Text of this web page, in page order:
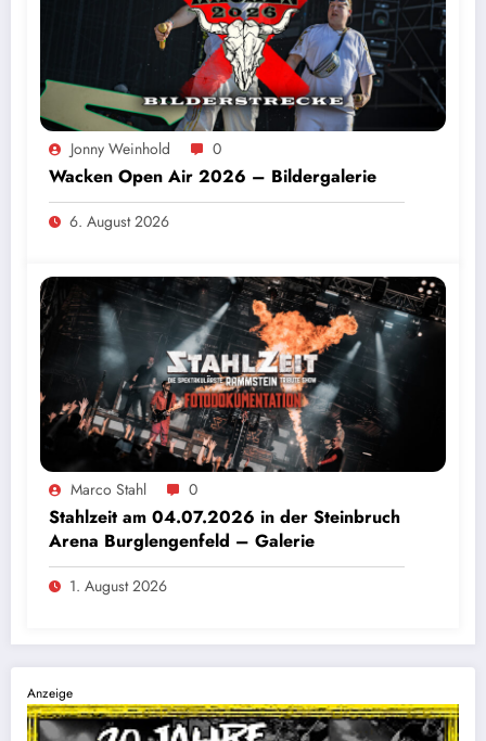
Jonny Weinhold 0
Wacken Open Air 2026 – Bildergalerie
6. August 2026
Marco Stahl 0
Stahlzeit am 04.07.2026 in der Steinbruch
Arena Burglengenfeld – Galerie
1. August 2026
Anzeige